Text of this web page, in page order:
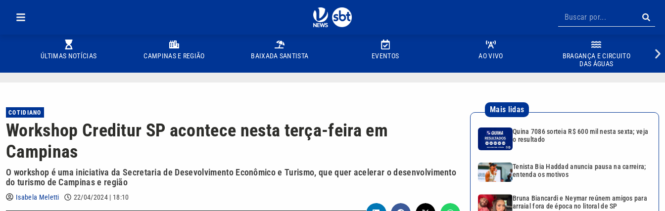
ÚLTIMAS NOTÍCIAS CAMPINAS E REGIÃO BAIXADA SANTISTA EVENTOS AO VIVO
BRAGANÇA E CIRCUITO
DAS ÁGUAS
COTIDIANO
Workshop Creditur SP acontece nesta terça-feira em
Campinas
O workshop é uma iniciativa da Secretaria de Desevolvimento Econômico e Turismo, que quer acelerar o desenvolvimento
do turismo de Campinas e região
Isabela Meletti 22/04/2024 | 18:10
Mais lidas
Quina 7086 sorteia R$ 600 mil nesta sexta; veja
o resultado
Tenista Bia Haddad anuncia pausa na carreira;
entenda os motivos
Bruna Biancardi e Neymar reúnem amigos para
arraial fora de época no litoral de SP